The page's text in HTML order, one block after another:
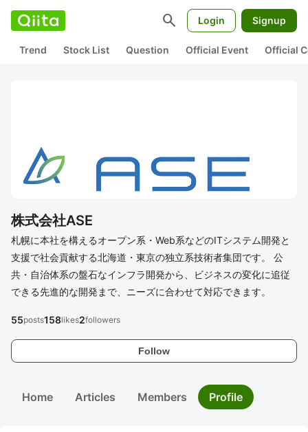
search Login Signup
Trend Stock List Question Official Event Official
株式会社ASE
札幌に本社を構えるオープン系・Web系などのITシステム開発と
支援で社会貢献する北海道・東京の独立系技術者集団です。 公
共・自治体系の盤石なインフラ開発から、ビジネスの変化に追従
できる先進的な開発まで、ニーズに合わせて対応できます。
Follow
55posts158likes2followers
Home Articles Members Profile